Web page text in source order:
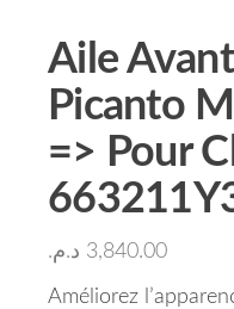
Aile
Picanto
=> Pour
3,840.00 د.م.
Améliorez